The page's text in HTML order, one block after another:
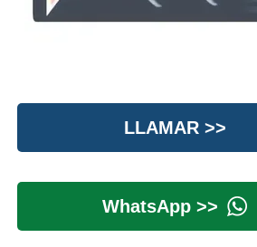
LLAMAR >>
WhatsApp >>